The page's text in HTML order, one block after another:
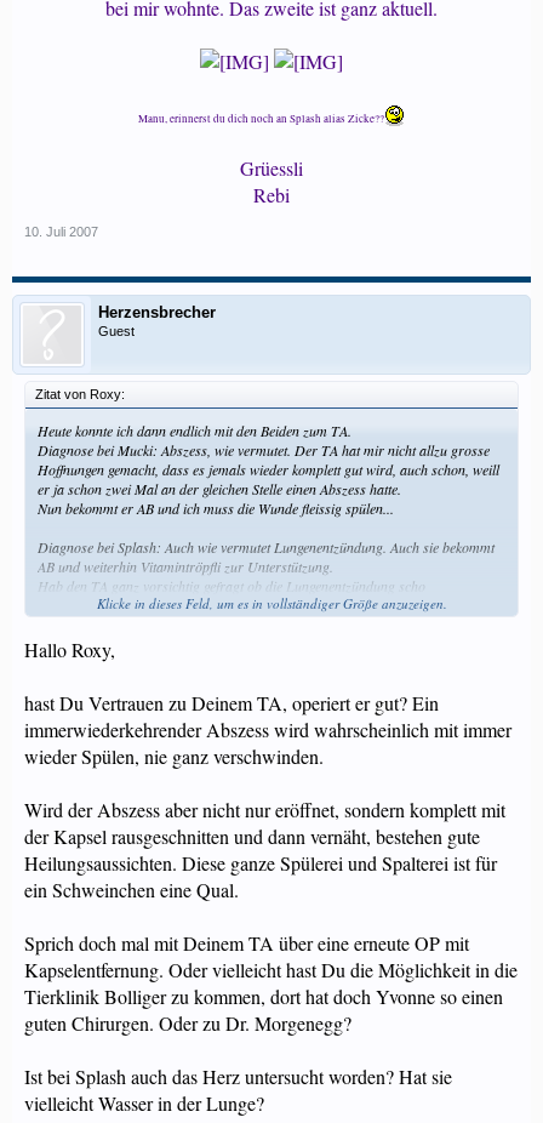
bei mir wohnte. Das zweite ist ganz aktuell.
Manu, erinnerst du dich noch an Splash alias Zicke??
Grüessli
Rebi​
10. Juli 2007
Herzensbrecher
Guest
Zitat von Roxy:
Heute konnte ich dann endlich mit den Beiden zum TA.
Diagnose bei Mucki: Abszess, wie vermutet. Der TA hat mir nicht allzu grosse
Hoffnungen gemacht, dass es jemals wieder komplett gut wird, auch schon, weill
er ja schon zwei Mal an der gleichen Stelle einen Abszess hatte.
Nun bekommt er AB und ich muss die Wunde fleissig spülen...
Diagnose bei Splash: Auch wie vermutet Lungenentzündung. Auch sie bekommt
AB und weiterhin Vitamintröpfli zur Unterstützung.
Hab den TA ganz vorsichtig gefragt ob die Lungenentzündung scho
fortgeschritterner ist... Er meinte Ja, weil die Lungengeräusche tönen gar nicht
Klicke in dieses Feld, um es in vollständiger Größe anzuzeigen.
Hallo Roxy,
hast Du Vertrauen zu Deinem TA, operiert er gut? Ein
immerwiederkehrender Abszess wird wahrscheinlich mit immer
wieder Spülen, nie ganz verschwinden.
Wird der Abszess aber nicht nur eröffnet, sondern komplett mit
der Kapsel rausgeschnitten und dann vernäht, bestehen gute
Heilungsaussichten. Diese ganze Spülerei und Spalterei ist für
ein Schweinchen eine Qual.
Sprich doch mal mit Deinem TA über eine erneute OP mit
Kapselentfernung. Oder vielleicht hast Du die Möglichkeit in die
Tierklinik Bolliger zu kommen, dort hat doch Yvonne so einen
guten Chirurgen. Oder zu Dr. Morgenegg?
Ist bei Splash auch das Herz untersucht worden? Hat sie
vielleicht Wasser in der Lunge?